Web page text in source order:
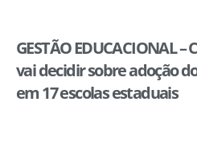
GESTÃO EDUCACIONAL
vai decidir sobre adoção
em 17 escolas estaduais